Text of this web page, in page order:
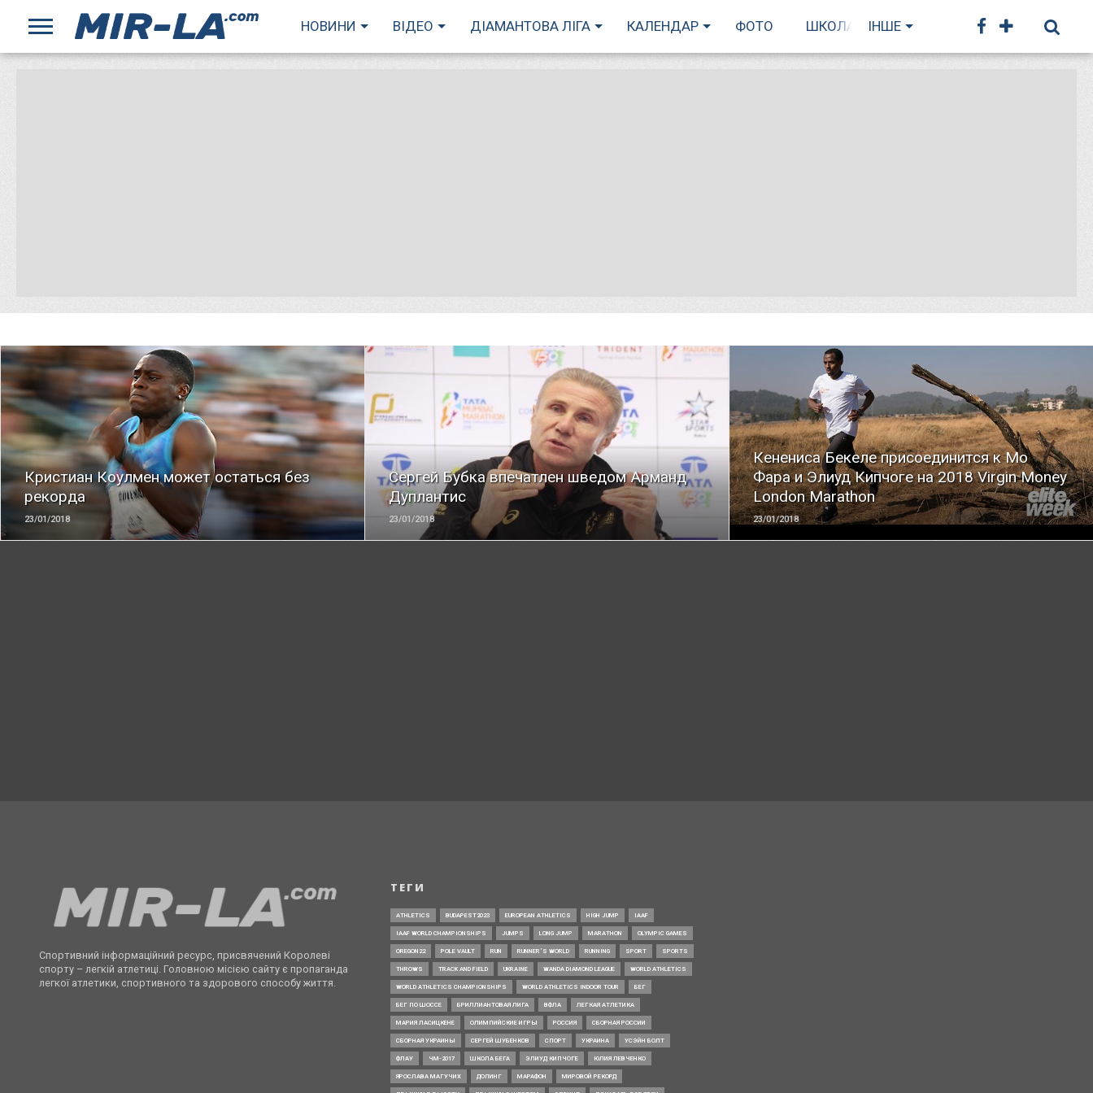
НОВИНИ ВІДЕО ДІАМАНТОВА ЛІГА КАЛЕНДАР ФОТО ШКОЛА БІГУ
ІНШЕ
Кристиан Коулмен может остаться без
рекорда
23/01/2018
ЧИТАТЬ
Сергей Бубка впечатлен шведом Арманд
Дуплантис
23/01/2018
ЧИТАТЬ
Кенениса Бекеле присоединится к Мо
Фара и Элиуд Кипчоге на 2018 Virgin Money
London Marathon
23/01/2018
ЧИТАТЬ
Спортивний інформаційний ресурс, присвячений Королеві
спорту – легкій атлетиці. Головною місією сайту є пропаганда
легкої атлетики, спортивного та здорового способу життя.
ТЕГИ
ATHLETICS BUDAPEST2023 EUROPEAN ATHLETICS HIGH JUMP IAAF
IAAF WORLD CHAMPIONSHIPS JUMPS LONG JUMP MARATHON OLYMPIC GAMES
OREGON22 POLE VAULT RUN RUNNER’S WORLD RUNNING SPORT SPORTS
THROWS TRACK AND FIELD UKRAINE WANDA DIAMOND LEAGUE WORLD ATHLETICS
WORLD ATHLETICS CHAMPIONSHIPS WORLD ATHLETICS INDOOR TOUR БЕГ
БЕГ ПО ШОССЕ БРИЛЛИАНТОВАЯ ЛИГА ВФЛА ЛЕГКАЯ АТЛЕТИКА
МАРИЯ ЛАСИЦКЕНЕ ОЛИМПИЙСКИЕ ИГРЫ РОССИЯ СБОРНАЯ РОССИИ
СБОРНАЯ УКРАИНЫ СЕРГЕЙ ШУБЕНКОВ СПОРТ УКРАИНА УСЭЙН БОЛТ
ФЛАУ ЧМ-2017 ШКОЛА БЕГА ЭЛИУД КИПЧОГЕ ЮЛИЯ ЛЕВЧЕНКО
ЯРОСЛАВА МАГУЧИХ ДОПИНГ МАРАФОН МИРОВОЙ РЕКОРД